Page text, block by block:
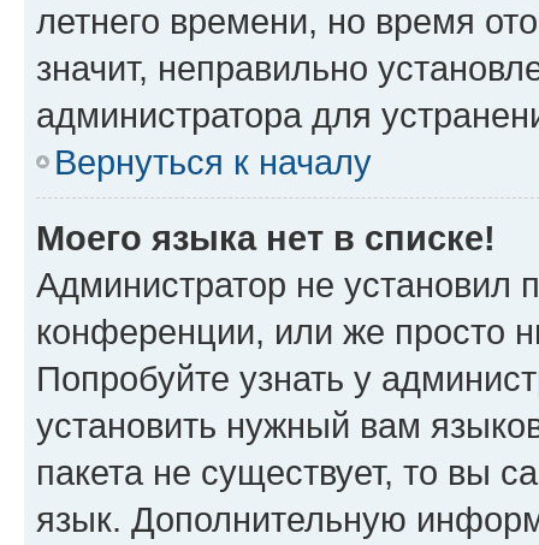
летнего времени, но время
значит, неправильно
администратора для
Вернуться к началу
Моего языка нет в списке!
Администратор не установил
конференции, или же просто
Попробуйте узнать у
установить нужный вам
пакета не существует, то вы
язык. Дополнительную